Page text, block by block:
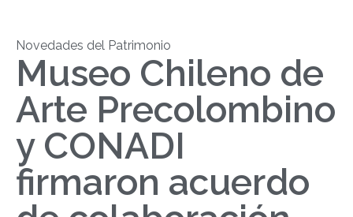
Novedades del Patrimonio
Museo Chileno de
Arte Precolombino
y CONADI
firmaron acuerdo